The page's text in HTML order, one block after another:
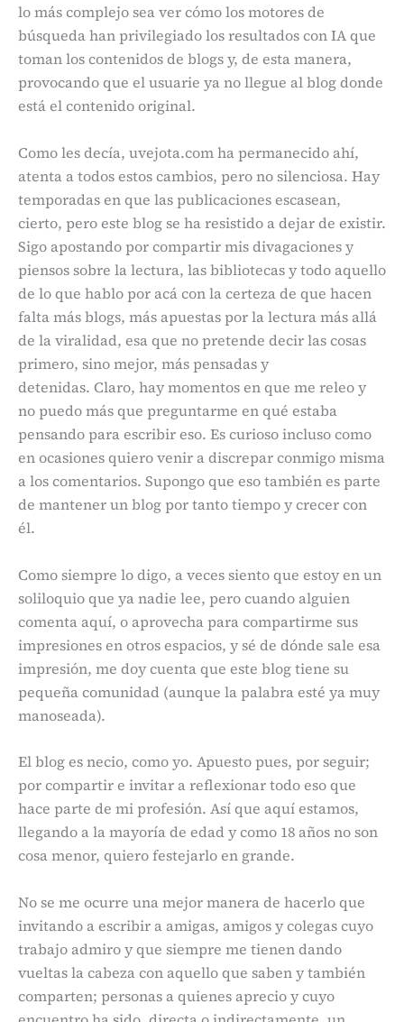
lo más complejo sea ver cómo los motores de
búsqueda han privilegiado los resultados con IA que
toman los contenidos de blogs y, de esta manera,
provocando que el usuarie ya no llegue al blog donde
está el contenido original.
Como les decía, uvejota.com ha permanecido ahí,
atenta a todos estos cambios, pero no silenciosa. Hay
temporadas en que las publicaciones escasean,
cierto, pero este blog se ha resistido a dejar de existir.
Sigo apostando por compartir mis divagaciones y
piensos sobre la lectura, las bibliotecas y todo aquello
de lo que hablo por acá con la certeza de que hacen
falta más blogs, más apuestas por la lectura más allá
de la viralidad, esa que no pretende decir las cosas
primero, sino mejor, más pensadas y
detenidas. Claro, hay momentos en que me releo y
no puedo más que preguntarme en qué estaba
pensando para escribir eso. Es curioso incluso como
en ocasiones quiero venir a discrepar conmigo misma
a los comentarios. Supongo que eso también es parte
de mantener un blog por tanto tiempo y crecer con
él.
Como siempre lo digo, a veces siento que estoy en un
soliloquio que ya nadie lee, pero cuando alguien
comenta aquí, o aprovecha para compartirme sus
impresiones en otros espacios, y sé de dónde sale esa
impresión, me doy cuenta que este blog tiene su
pequeña comunidad (aunque la palabra esté ya muy
manoseada).
El blog es necio, como yo. Apuesto pues, por seguir;
por compartir e invitar a reflexionar todo eso que
hace parte de mi profesión. Así que aquí estamos,
llegando a la mayoría de edad y como 18 años no son
cosa menor, quiero festejarlo en grande.
No se me ocurre una mejor manera de hacerlo que
invitando a escribir a amigas, amigos y colegas cuyo
trabajo admiro y que siempre me tienen dando
vueltas la cabeza con aquello que saben y también
comparten; personas a quienes aprecio y cuyo